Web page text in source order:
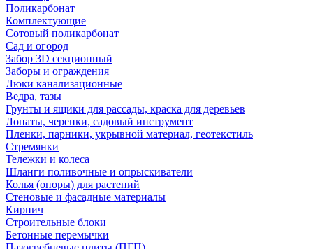
Поликарбонат
Комплектующие
Сотовый поликарбонат
Сад и огород
Забор 3D секционный
Заборы и ограждения
Люки канализационные
Ведра, тазы
Грунты и ящики для рассады, краска для деревьев
Лопаты, черенки, садовый инструмент
Пленки, парники, укрывной материал, геотекстиль
Стремянки
Тележки и колеса
Шланги поливочные и опрыскиватели
Колья (опоры) для растений
Стеновые и фасадные материалы
Кирпич
Строительные блоки
Бетонные перемычки